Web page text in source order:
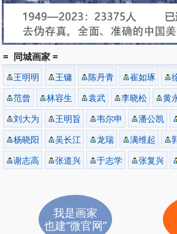
= 同城画家 =
王明明 王镛 陈丹青 崔如琢
范曾
林容生 袁武 李晓松 黄
刘大为
王明旨 韦尔申 潘公凯
杨晓阳
吴长江 龙瑞 满维起
谢志高
张道兴 于志学 张复兴
我是画家
也建“微官网”